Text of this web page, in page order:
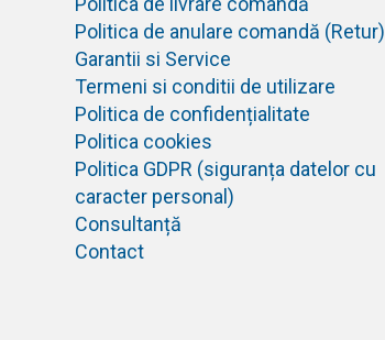
Politica de anulare comandă (Retur)
Garantii si Service
Termeni si conditii de utilizare
Politica de confidențialitate
Politica cookies
Politica GDPR (siguranța datelor cu
caracter personal)
Consultanță
Contact